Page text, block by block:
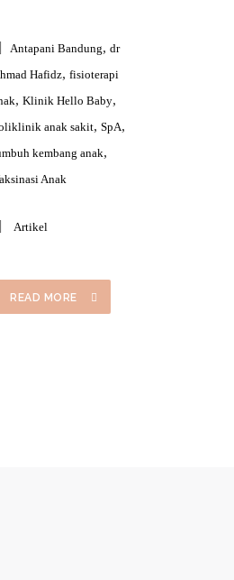
Antapani Bandung, dr
Hafidz, fisioterapi
, Klinik Hello Baby,
anak sakit, SpA,
kembang anak,
Anak
Artikel
READ MORE